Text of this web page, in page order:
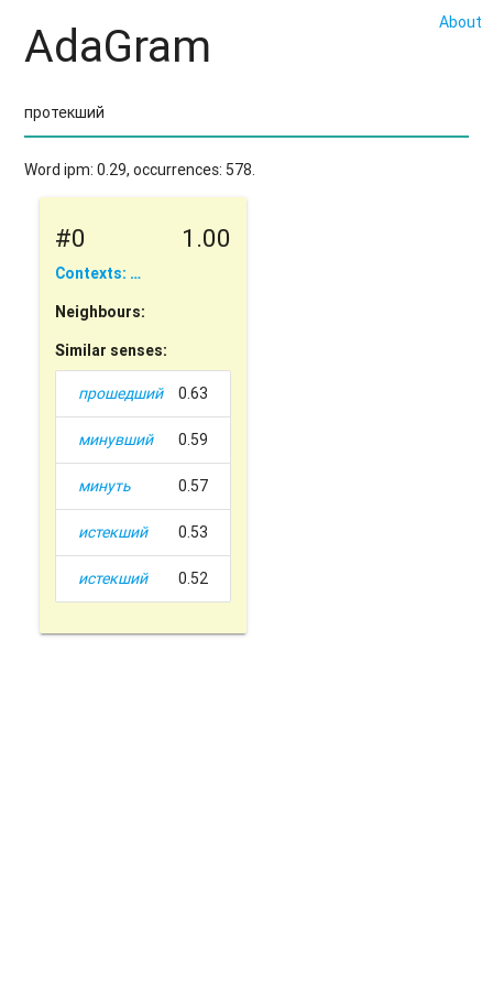
About
AdaGram
Word ipm: 0.29, occurrences: 578.
#0 1.00
Contexts: …
Neighbours:
Similar senses:
прошедший 0.63
минувший 0.59
минуть 0.57
истекший 0.53
истекший 0.52